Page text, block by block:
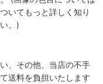
いてもっと詳しく知り
。)
、その他、当店の不手
送料を負担いたします